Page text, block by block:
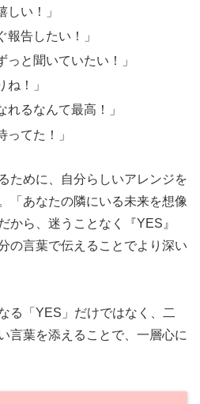
しい！」
報告したい！」
っと聞いていたい！」
ね！」
れるなんて最高！」
ってた！」
ために、自分らしいアレンジを
「あなたの隣にいる未来を想像
から、迷うことなく『YES』
の言葉で伝えることでより深い
る「YES」だけではなく、二
言葉を添えることで、一層心に